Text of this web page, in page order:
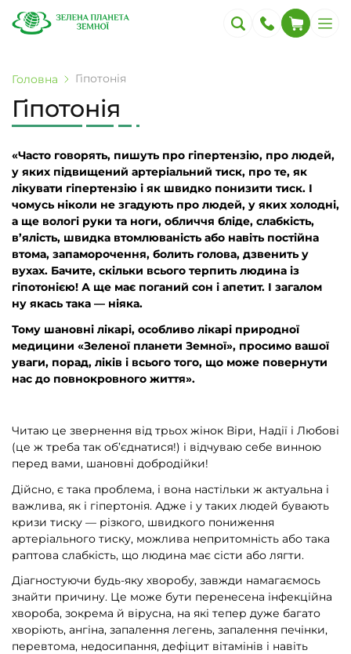
Головна Гіпотонія
Гіпотонія
«Часто говорять, пишуть про гіпертензію, про людей,
у яких підвищений артеріальний тиск, про те, як
лікувати гіпертензію і як швидко понизити тиск. І
чомусь ніколи не згадують про людей, у яких холодні,
а ще вологі руки та ноги, обличчя бліде, слабкість,
в’ялість, швидка втомлюваність або навіть постійна
втома, запаморочення, болить голова, дзвенить у
вухах. Бачите, скільки всього терпить людина із
гіпотонією! А ще має поганий сон і апетит. І загалом
ну якась така — ніяка.
Тому шановні лікарі, особливо лікарі природної
медицини «Зеленої планети Земної», просимо вашої
уваги, порад, ліків і всього того, що може повернути
нас до повнокровного життя».
Читаю це звернення від трьох жінок Віри, Надії і Любові
(це ж треба так об’єднатися!) і відчуваю себе винною
перед вами, шановні добродійки!
Дійсно, є така проблема, і вона настільки ж актуальна і
важлива, як і гіпертонія. Адже і у таких людей бувають
кризи тиску — різкого, швидкого пониження
артеріального тиску, можлива непритомність або така
раптова слабкість, що людина має сісти або лягти.
Діагностуючи будь-яку хворобу, завжди намагаємось
знайти причину. Це може бути перенесена інфекційна
хвороба, зокрема й вірусна, на які тепер дуже багато
хворіють, ангіна, запалення легень, запалення печінки,
перевтома, недосипання, дефіцит вітамінів і навіть